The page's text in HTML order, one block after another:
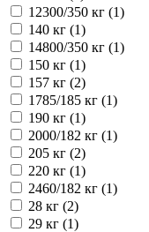
12300/350 кг (1)
140 кг (1)
14800/350 кг (1)
150 кг (1)
157 кг (2)
1785/185 кг (1)
190 кг (1)
2000/182 кг (1)
205 кг (2)
220 кг (1)
2460/182 кг (1)
28 кг (2)
29 кг (1)